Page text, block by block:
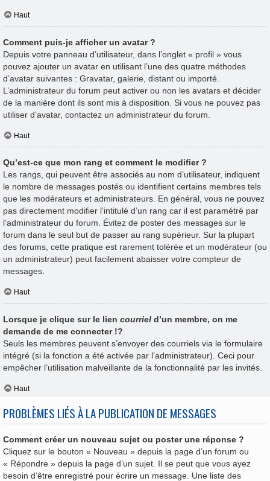
Haut
Comment puis-je afficher un avatar ?
Depuis votre panneau d’utilisateur, dans l’onglet « profil » vous
pouvez ajouter un avatar en utilisant l’une des quatre méthodes
d’avatar suivantes : Gravatar, galerie, distant ou importé.
L’administrateur du forum peut activer ou non les avatars et décider
de la manière dont ils sont mis à disposition. Si vous ne pouvez pas
utiliser d’avatar, contactez un administrateur du forum.
Haut
Qu’est-ce que mon rang et comment le modifier ?
Les rangs, qui peuvent être associés au nom d’utilisateur, indiquent
le nombre de messages postés ou identifient certains membres tels
que les modérateurs et administrateurs. En général, vous ne pouvez
pas directement modifier l’intitulé d’un rang car il est paramétré par
l’administrateur du forum. Évitez de poster des messages sur le
forum dans le seul but de passer au rang supérieur. Sur la plupart
des forums, cette pratique est rarement tolérée et un modérateur (ou
un administrateur) peut facilement abaisser votre compteur de
messages.
Haut
Lorsque je clique sur le lien courriel d’un membre, on me
demande de me connecter !?
Seuls les membres peuvent s’envoyer des courriels via le formulaire
intégré (si la fonction a été activée par l’administrateur). Ceci pour
empêcher l’utilisation malveillante de la fonctionnalité par les invités.
Haut
PROBLÈMES LIÉS À LA PUBLICATION DE MESSAGES
Comment créer un nouveau sujet ou poster une réponse ?
Cliquez sur le bouton « Nouveau » depuis la page d’un forum ou
« Répondre » depuis la page d’un sujet. Il se peut que vous ayez
besoin d’être enregistré pour écrire un message. Une liste des